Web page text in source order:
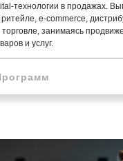
технологии в продажах.
e-commerce,
занимаясь
и услуг.